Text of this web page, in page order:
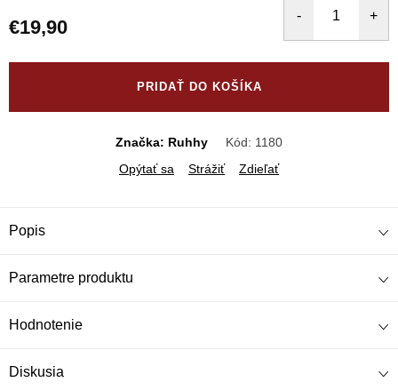
€19,90
PRIDAŤ DO KOŠÍKA
Značka: Ruhhy Kód: 1180
Opýtať sa
Strážiť Zdieľať
Popis
Parametre produktu
Hodnotenie
Diskusia